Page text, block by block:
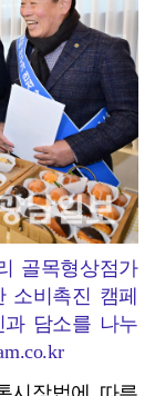
골목형상점가
소비촉진 캠페
과 담소를 나누